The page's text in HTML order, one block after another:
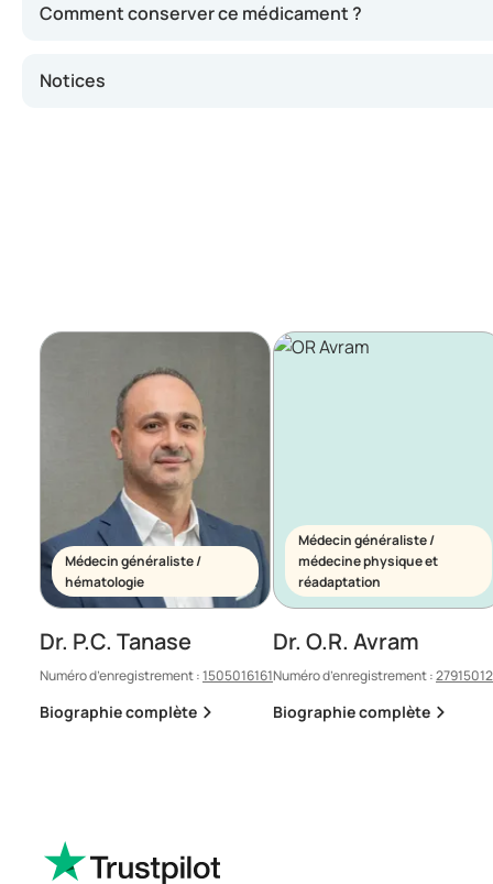
Comment conserver ce médicament ?
Notices
Médecin généraliste /
hématologie
Dr. P.C. Tanase
Numéro d’enregistrement :1505016161
Biographie complète
Médecin généraliste /
médecine physique et
réadaptation
Dr. O.R. Avram
Numéro d’enregistrement :
Biographie complète